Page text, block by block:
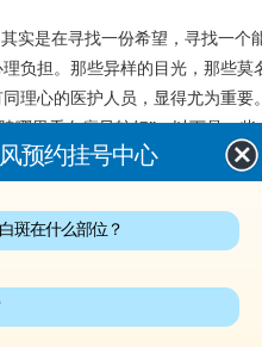
实是在寻找一份希望，寻找一个
负担。那些异样的目光，那些
理心的医护人员，显得尤为重要
哪里看白癜风较好”，以下是一些
间、类型、面积等多种因素有关
光疗或手术等。建议在就诊前与
预约挂号中心
斑在什么部位？